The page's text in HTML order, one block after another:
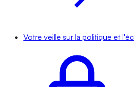
Votre veille sur la politique et